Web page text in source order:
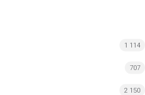
1 114
707
2 150